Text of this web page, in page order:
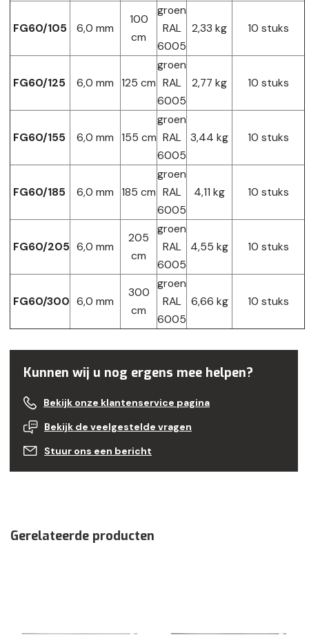
FG60/105 6,0 mm
100
cm
groen
RAL
6005
2,33 kg 10 stuks
FG60/125 6,0 mm 125 cm
groen
RAL
6005
2,77 kg 10 stuks
FG60/155 6,0 mm 155 cm
groen
RAL
6005
3,44 kg 10 stuks
FG60/185 6,0 mm 185 cm
groen
RAL
6005
4,11 kg 10 stuks
FG60/205 6,0 mm
205
cm
groen
RAL
6005
4,55 kg 10 stuks
FG60/300 6,0 mm
300
cm
groen
RAL
6005
6,66 kg 10 stuks
Kunnen wij u nog ergens mee helpen?
Bekijk onze klantenservice pagina
Bekijk de veelgestelde vragen
Stuur ons een bericht
Gerelateerde producten